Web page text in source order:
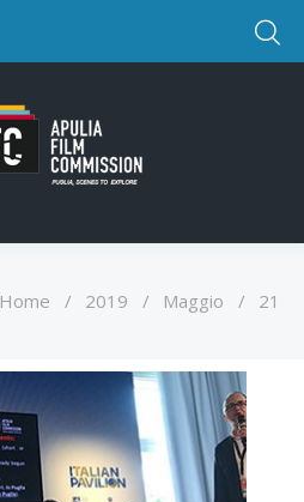
Home / 2019 / Maggio / 21